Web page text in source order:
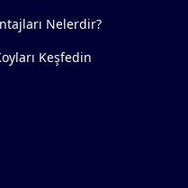
Nelerdir?
Keşfedin